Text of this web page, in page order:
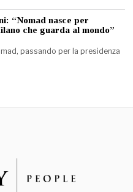
“Nomad nasce per
che guarda al mondo”
passando per la presidenza